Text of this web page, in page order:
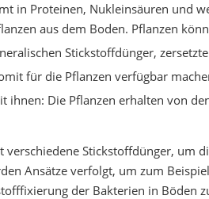
in Proteinen, Nukleinsäuren und
aus dem Boden. Pflanzen
Stickstoffdünger,
für die Pflanzen verfügbar
ihnen: Die Pflanzen erhalten von
Stickstoffdünger, um
Ansätze verfolgt, um zum
der Bakterien in Böden